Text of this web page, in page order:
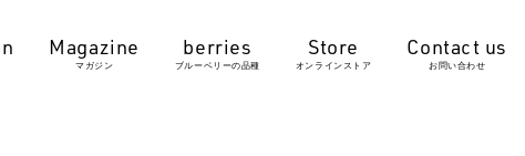
マガジン ブルーベリーの品種 オンラインストア お問い合わせ